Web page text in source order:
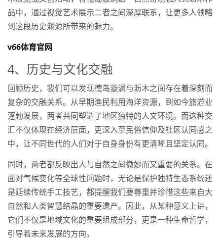
品中，通过视觉艺术展示二者之间深厚联系，让更多人领略
到这段历史渊源所带来的魅力。
v66体育官网
4、历史与文化交融
回顾历史，我们可以发现德岛漩涡与沥木之间存在着深刻而
复杂的交融关系。从早期渔民利用海洋资源，到如今旅游业
蓬勃发展，两者共同塑造了地区独特的人文环境。而这种交
汇不仅体现在经济层面，更深入至民俗信仰及社区认同感之
中，让不同世代的人们对于自身身份有更清晰且坚定认同。
同时，两者都反映出人与自然之间微妙而又重要的关系。在
面对气候变化等全球性问题时，无论是保护独特生态系统还
是延续传统手工技艺，都提醒我们要尊重并珍惜这些来自大
自然和人类智慧结晶的重要遗产。因此，从某种意义上讲，
它们不仅是地域文化的重要组成部分，更是一种生命哲学，
引导着未来发展的方向。